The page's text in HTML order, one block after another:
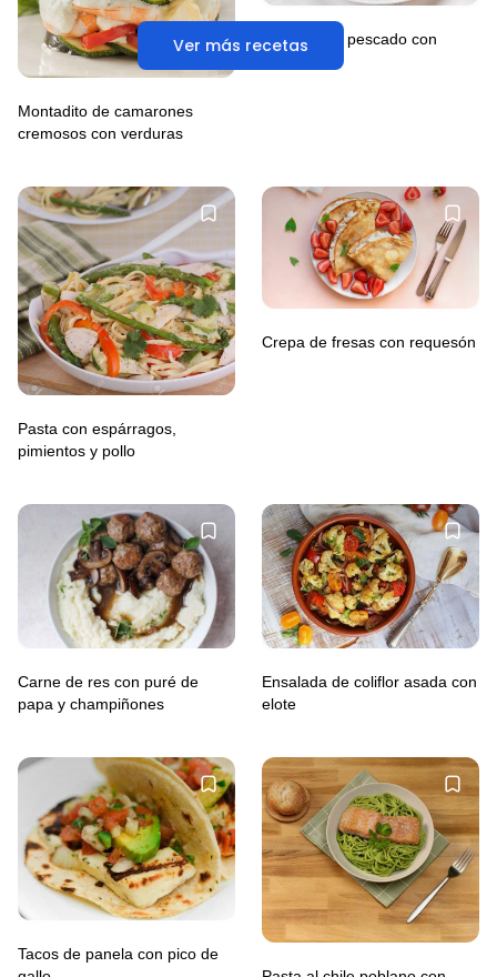
Ver más recetas
Montadito de camarones
cremosos con verduras
Nuggets de pescado con
Pasta con espárragos,
pimientos y pollo
Crepa de fresas con requesón
Carne de res con puré de
papa y champiñones
Ensalada de coliflor asada con
elote
Tacos de panela con pico de